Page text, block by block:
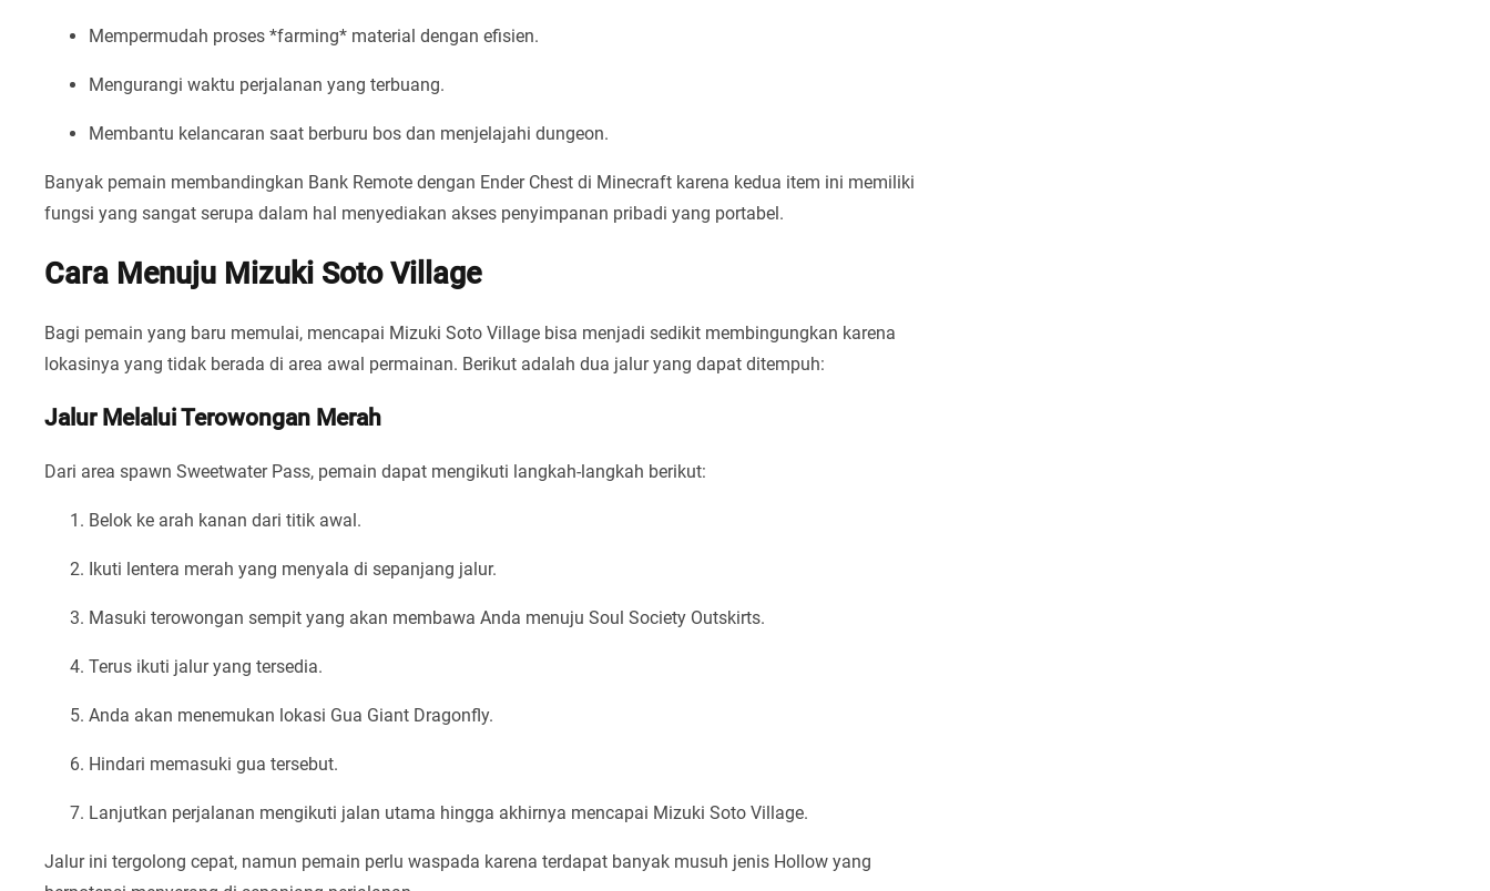
Mempermudah proses *farming* material dengan efisien.
Mengurangi waktu perjalanan yang terbuang.
Membantu kelancaran saat berburu bos dan menjelajahi dungeon.
Banyak pemain membandingkan Bank Remote dengan Ender Chest di Minecraft karena kedua item ini memiliki
fungsi yang sangat serupa dalam hal menyediakan akses penyimpanan pribadi yang portabel.
Cara Menuju Mizuki Soto Village
Bagi pemain yang baru memulai, mencapai Mizuki Soto Village bisa menjadi sedikit membingungkan karena
lokasinya yang tidak berada di area awal permainan. Berikut adalah dua jalur yang dapat ditempuh:
Jalur Melalui Terowongan Merah
Dari area spawn Sweetwater Pass, pemain dapat mengikuti langkah-langkah berikut:
Belok ke arah kanan dari titik awal.
Ikuti lentera merah yang menyala di sepanjang jalur.
Masuki terowongan sempit yang akan membawa Anda menuju Soul Society Outskirts.
Terus ikuti jalur yang tersedia.
Anda akan menemukan lokasi Gua Giant Dragonfly.
Hindari memasuki gua tersebut.
Lanjutkan perjalanan mengikuti jalan utama hingga akhirnya mencapai Mizuki Soto Village.
Jalur ini tergolong cepat, namun pemain perlu waspada karena terdapat banyak musuh jenis Hollow yang